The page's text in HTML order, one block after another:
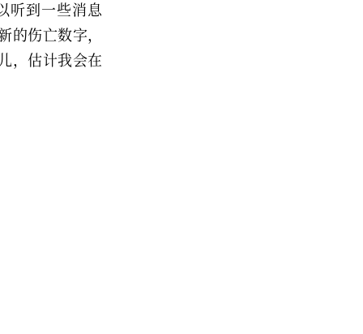
听到一些消息
伤亡数字，
，估计我会在